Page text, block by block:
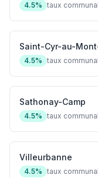
4.5% taux communal
Saint-Cyr-au-
4.5% taux communal
Sathonay-Camp
4.5% taux communal
Villeurbanne
4.5% taux communal